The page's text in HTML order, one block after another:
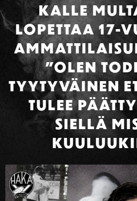
KALLE
LOPETTAA 17-
”OLEN
TYYTYVÄINEN
TULEE
SIELLÄ